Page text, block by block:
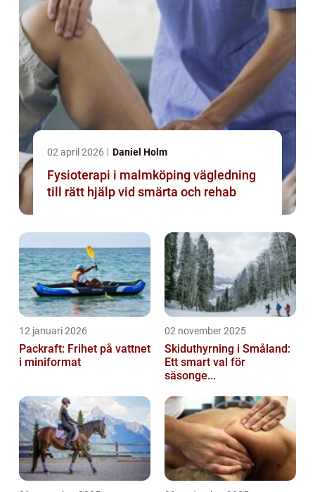
02 april 2026 Daniel Holm
Fysioterapi i malmköping vägledning
till rätt hjälp vid smärta och rehab
12 januari 2026
Packraft: Frihet på vattnet
i miniformat
02 november 2025
Skiduthyrning i Småland:
Ett smart val för
säsonge...